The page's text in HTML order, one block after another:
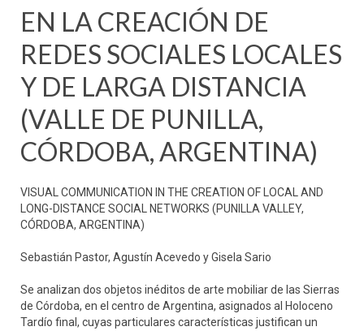
EN LA CREACIÓN DE
REDES SOCIALES LOCALES
Y DE LARGA DISTANCIA
(VALLE DE PUNILLA,
CÓRDOBA, ARGENTINA)
VISUAL COMMUNICATION IN THE CREATION OF LOCAL AND
LONG-DISTANCE SOCIAL NETWORKS (PUNILLA VALLEY,
CÓRDOBA, ARGENTINA)
Sebastián Pastor, Agustín Acevedo y Gisela Sario
Se analizan dos objetos inéditos de arte mobiliar de las Sierras
de Córdoba, en el centro de Argentina, asignados al Holoceno
Tardío final, cuyas particulares características justifican un